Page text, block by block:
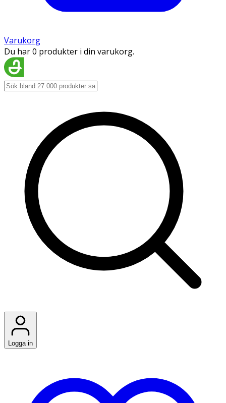
Varukorg
Du har 0 produkter i din varukorg.
Logga in